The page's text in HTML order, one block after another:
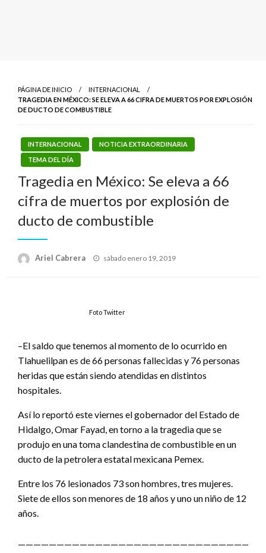
PÁGINA DE INICIO
INTERNACIONAL
TRAGEDIA EN MÉXICO: SE ELEVA A 66 CIFRA DE MUERTOS POR EXPLOSIÓN
DE DUCTO DE COMBUSTIBLE
INTERNACIONAL
NOTICIA EXTRAORDINARIA
TEMA DEL DÍA
Tragedia en México: Se eleva a 66
cifra de muertos por explosión de
ducto de combustible
Ariel Cabrera
Publicado
sábado enero 19, 2019
Foto Twitter
–El saldo que tenemos al momento de lo ocurrido en
Tlahuelilpan es de 66 personas fallecidas y 76 personas
heridas que están siendo atendidas en distintos
hospitales.
Así lo reportó este viernes el gobernador del Estado de
Hidalgo, Omar Fayad, en torno a la tragedia que se
produjo en una toma clandestina de combustible en un
ducto de la petrolera estatal mexicana Pemex.
Entre los 76 lesionados 73 son hombres, tres mujeres.
Siete de ellos son menores de 18 años y uno un niño de 12
años.